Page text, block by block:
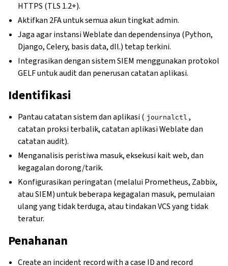
HTTPS (TLS 1.2+).
Aktifkan 2FA untuk semua akun tingkat admin.
Jaga agar instansi Weblate dan dependensinya (Python,
Django, Celery, basis data, dll.) tetap terkini.
Integrasikan dengan sistem SIEM menggunakan protokol
GELF untuk audit dan penerusan catatan aplikasi.
Identifikasi
Pantau catatan sistem dan aplikasi ( journalctl ,
catatan proksi terbalik, catatan aplikasi Weblate dan
catatan audit).
Menganalisis peristiwa masuk, eksekusi kait web, dan
kegagalan dorong/tarik.
Konfigurasikan peringatan (melalui Prometheus, Zabbix,
atau SIEM) untuk beberapa kegagalan masuk, pemulaian
ulang yang tidak terduga, atau tindakan VCS yang tidak
teratur.
Penahanan
Create an incident record with a case ID and record